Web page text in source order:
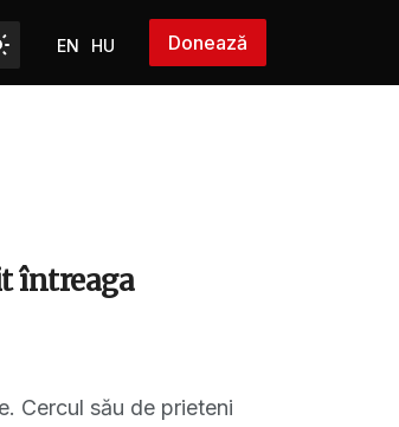
EN HU Donează
întreaga
Cercul său de prieteni